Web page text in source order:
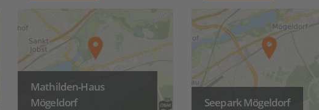
Mathilden-Haus
Mögeldorf
Seepark Mögeldorf